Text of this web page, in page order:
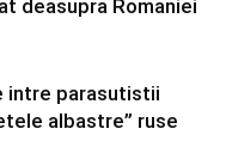
deasupra Romaniei
intre parasutistii
albastre” ruse